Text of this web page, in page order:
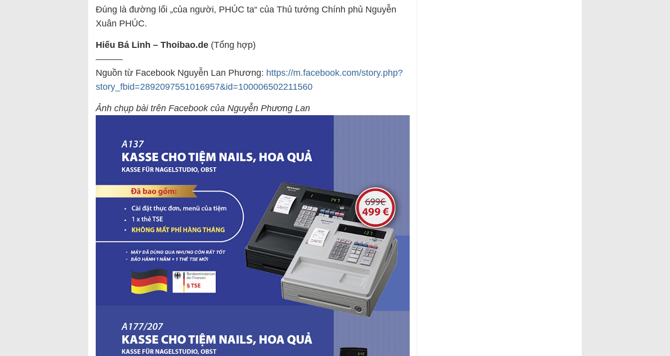
Đúng là đường lối „của người, PHÚC ta“ của Thủ tướng Chính phủ Nguyễn
Xuân PHÚC.
Hiếu Bá Linh – Thoibao.de (Tổng hợp)
———
Nguồn từ Facebook Nguyễn Lan Phương: https://m.facebook.com/story.php?
story_fbid=2892097551016957&id=100006502211560
Ảnh chụp bài trên Facebook của Nguyễn Phương Lan